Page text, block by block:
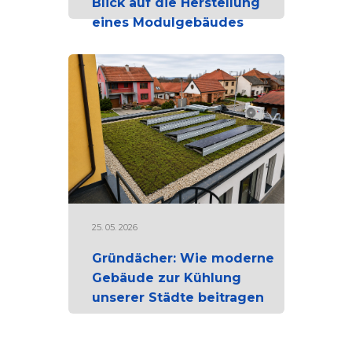
Blick auf die Herstellung
eines Modulgebäudes
25. 05. 2026
Gründächer: Wie moderne
Gebäude zur Kühlung
unserer Städte beitragen